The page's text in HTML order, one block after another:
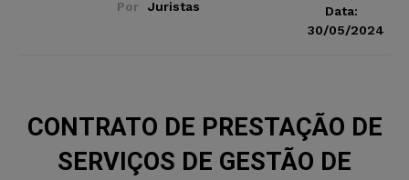
Por Juristas
Data:
30/05/2024
CONTRATO DE PRESTAÇÃO DE
SERVIÇOS DE GESTÃO DE